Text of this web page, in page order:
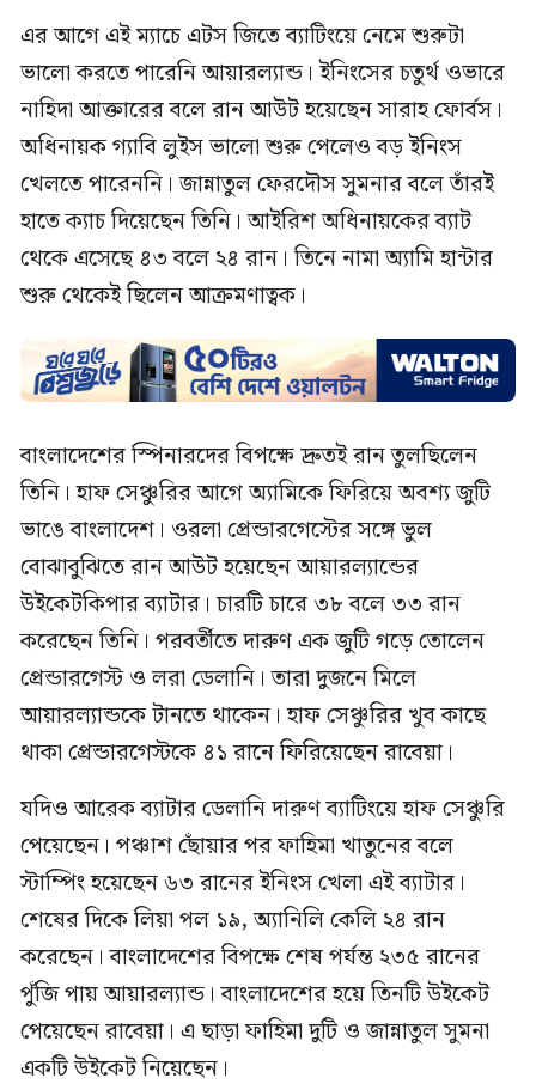
এর আগে এই ম্যাচে এটস জিতে ব্যাটিংয়ে নেমে শুরুটা
ভালো করতে পারেনি আয়ারল্যান্ড। ইনিংসের চতুর্থ ওভারে
নাহিদা আক্তারের বলে রান আউট হয়েছেন সারাহ ফোর্বস।
অধিনায়ক গ্যাবি লুইস ভালো শুরু পেলেও বড় ইনিংস
খেলতে পারেননি। জান্নাতুল ফেরদৌস সুমনার বলে তাঁরই
হাতে ক্যাচ দিয়েছেন তিনি। আইরিশ অধিনায়কের ব্যাট
থেকে এসেছে ৪৩ বলে ২৪ রান। তিনে নামা অ্যামি হান্টার
শুরু থেকেই ছিলেন আক্রমণাত্বক।
বাংলাদেশের স্পিনারদের বিপক্ষে দ্রুতই রান তুলছিলেন
তিনি। হাফ সেঞ্চুরির আগে অ্যামিকে ফিরিয়ে অবশ্য জুটি
ভাঙে বাংলাদেশ। ওরলা প্রেন্ডারগেস্টের সঙ্গে ভুল
বোঝাবুঝিতে রান আউট হয়েছেন আয়ারল্যান্ডের
উইকেটকিপার ব্যাটার। চারটি চারে ৩৮ বলে ৩৩ রান
করেছেন তিনি। পরবর্তীতে দারুণ এক জুটি গড়ে তোলেন
প্রেন্ডারগেস্ট ও লরা ডেলানি। তারা দুজনে মিলে
আয়ারল্যান্ডকে টানতে থাকেন। হাফ সেঞ্চুরির খুব কাছে
থাকা প্রেন্ডারগেস্টকে ৪১ রানে ফিরিয়েছেন রাবেয়া।
যদিও আরেক ব্যাটার ডেলানি দারুণ ব্যাটিংয়ে হাফ সেঞ্চুরি
পেয়েছেন। পঞ্চাশ ছোঁয়ার পর ফাহিমা খাতুনের বলে
স্টাম্পিং হয়েছেন ৬৩ রানের ইনিংস খেলা এই ব্যাটার।
শেষের দিকে লিয়া পল ১৯, অ্যানিলি কেলি ২৪ রান
করেছেন। বাংলাদেশের বিপক্ষে শেষ পর্যন্ত ২৩৫ রানের
পুঁজি পায় আয়ারল্যান্ড। বাংলাদেশের হয়ে তিনটি উইকেট
পেয়েছেন রাবেয়া। এ ছাড়া ফাহিমা দুটি ও জান্নাতুল সুমনা
একটি উইকেট নিয়েছেন।